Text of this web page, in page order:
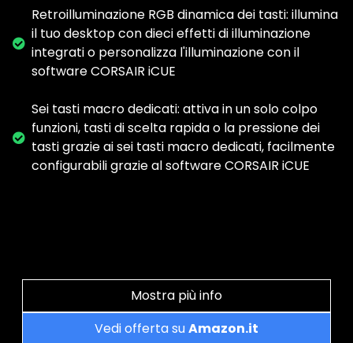
Retroilluminazione RGB dinamica dei tasti: illumina
il tuo desktop con dieci effetti di illuminazione
integrati o personalizza l'illuminazione con il
software CORSAIR iCUE
Sei tasti macro dedicati: attiva in un solo colpo
funzioni, tasti di scelta rapida o la pressione dei
tasti grazie ai sei tasti macro dedicati, facilmente
configurabili grazie al software CORSAIR iCUE
Mostra più info
Vedi offerta suAmazon.it